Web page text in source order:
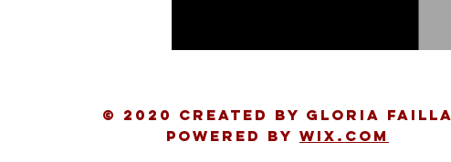
© 2020 Created by Gloria Failla
Powered by Wix.com